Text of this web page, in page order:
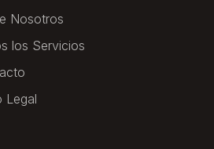
Nosotros
los Servicios
Legal